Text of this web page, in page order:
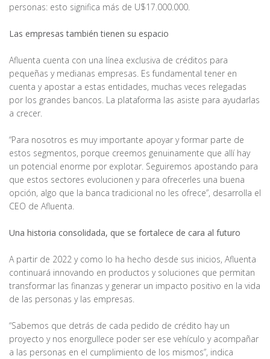
personas: esto significa más de U$17.000.000.
Las empresas también tienen su espacio
Afluenta cuenta con una línea exclusiva de créditos para
pequeñas y medianas empresas. Es fundamental tener en
cuenta y apostar a estas entidades, muchas veces relegadas
por los grandes bancos. La plataforma las asiste para ayudarlas
a crecer.
“Para nosotros es muy importante apoyar y formar parte de
estos segmentos, porque creemos genuinamente que allí hay
un potencial enorme por explotar. Seguiremos apostando para
que estos sectores evolucionen y para ofrecerles una buena
opción, algo que la banca tradicional no les ofrece”, desarrolla el
CEO de Afluenta.
Una historia consolidada, que se fortalece de cara al futuro
A partir de 2022 y como lo ha hecho desde sus inicios, Afluenta
continuará innovando en productos y soluciones que permitan
transformar las finanzas y generar un impacto positivo en la vida
de las personas y las empresas.
“Sabemos que detrás de cada pedido de crédito hay un
proyecto y nos enorgullece poder ser ese vehículo y acompañar
a las personas en el cumplimiento de los mismos”, indica